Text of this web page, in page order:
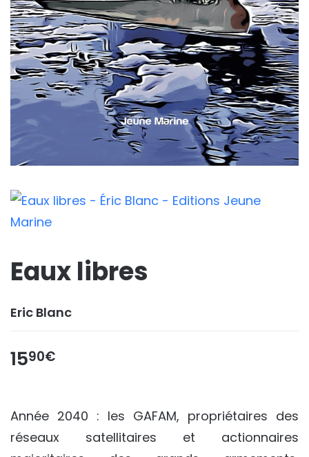
Eaux libres
Eric Blanc
1590€
Année 2040 : les GAFAM, propriétaires des
réseaux satellitaires et actionnaires